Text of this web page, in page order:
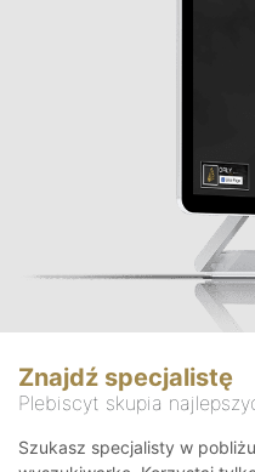
Znajdź specjalistę
Plebiscyt skupia
Szukasz specjalisty w